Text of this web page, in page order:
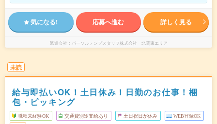
気になる! 応募へ進む 詳しく見る
派遣会社 パーソルテンプスタッフ株式会社 北関東エリア
未読
給与即払いOK！土日休み！日勤のお仕事！梱
包・ピッキング
職種未経験OK 交通費別途支給あり 土日祝日が休み WEB登録OK